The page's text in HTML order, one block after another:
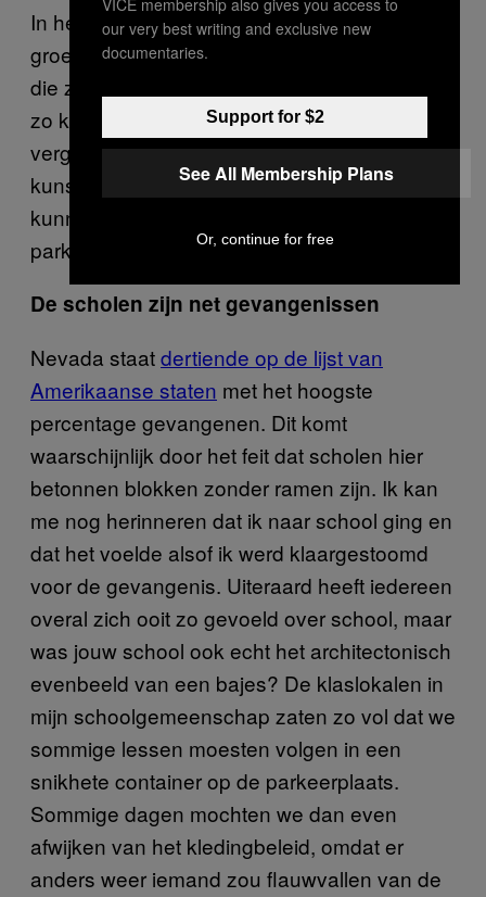
In het hart van de stad maakt een kleine
groep mensen de dienst uit: dat zijn mensen
die zoveel mogelijk winst willen maken in een
zo kort mogelijk tijdsbestek. Ik hoor de
vergaderingen al: “In plaats van dat we in
kunsten en daklozenopvang investeren,
kunnen we beter gewoon nog een enorme
parkeerplaats bouwen.”
De scholen zijn net gevangenissen
Nevada staatdertiende op de lijst van
Amerikaanse staten met het hoogste
percentage gevangenen. Dit komt
waarschijnlijk door het feit dat scholen hier
betonnen blokken zonder ramen zijn. Ik kan
me nog herinneren dat ik naar school ging en
dat het voelde alsof ik werd klaargestoomd
voor de gevangenis. Uiteraard heeft iedereen
overal zich ooit zo gevoeld over school, maar
was jouw school ook echt het architectonisch
evenbeeld van een bajes? De klaslokalen in
mijn schoolgemeenschap zaten zo vol dat we
sommige lessen moesten volgen in een
snikhete container op de parkeerplaats.
Sommige dagen mochten we dan even
afwijken van het kledingbeleid, omdat er
anders weer iemand zou flauwvallen van de
our very best writing and exclusive new
documentaries.
Support for $2
See All Membership Plans
Or, continue for free